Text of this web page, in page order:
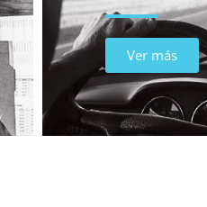
Ver más